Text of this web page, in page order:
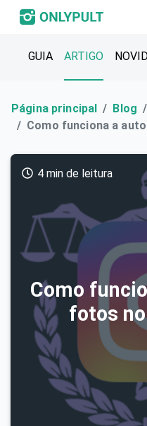
GUIA ARTIGO
Página principal Blog
Como funciona a
Como
fotos
4 min de leitura